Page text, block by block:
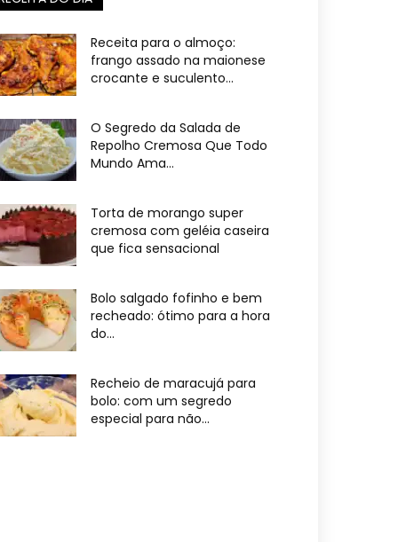
Receita para o almoço:
frango assado na maionese
crocante e suculento...
O Segredo da Salada de
Repolho Cremosa Que Todo
Mundo Ama...
Torta de morango super
cremosa com geléia caseira
que fica sensacional
Bolo salgado fofinho e bem
recheado: ótimo para a hora
do...
Recheio de maracujá para
bolo: com um segredo
especial para não...